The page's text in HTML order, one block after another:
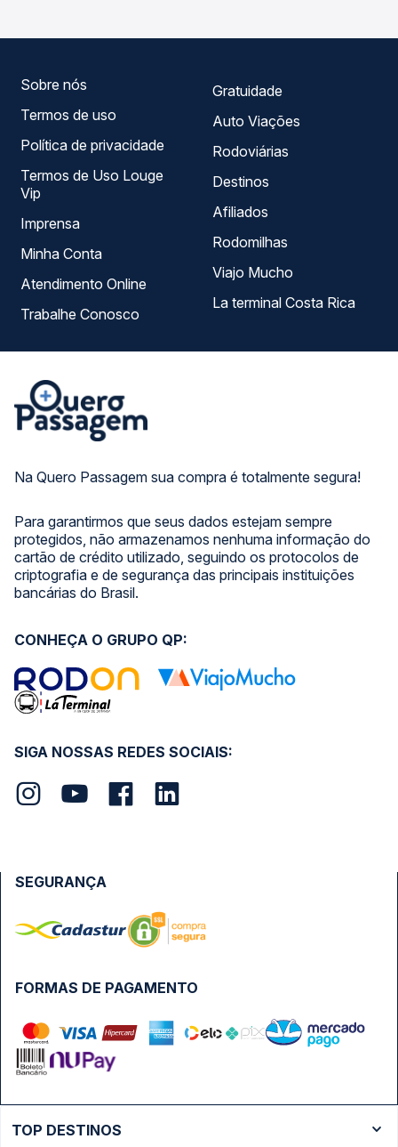
Na Quero Passagem sua compra é totalmente segura!
Para garantirmos que seus dados estejam sempre
protegidos, não armazenamos nenhuma informação do
cartão de crédito utilizado, seguindo os protocolos de
criptografia e de segurança das principais instituições
bancárias do Brasil.
Sobre nós
Termos de uso
Política de privacidade
Termos de Uso Louge
Vip
Imprensa
Minha Conta
Atendimento Online
Trabalhe Conosco
Gratuidade
Auto Viações
Rodoviárias
Destinos
Afiliados
Rodomilhas
Viajo Mucho
La terminal Costa Rica
SIGA NOSSAS REDES SOCIAIS:
CONHEÇA O GRUPO QP:
FORMAS DE PAGAMENTO
SEGURANÇA
TOP DESTINOS